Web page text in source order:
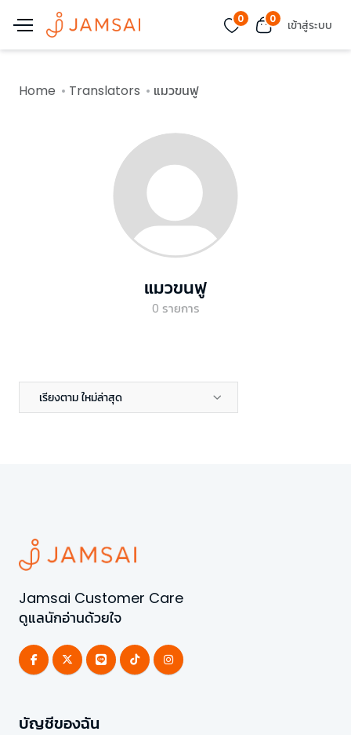
0 0 เข้าสู่ระบบ
Home Translators แมวขนฟู
แมวขนฟู
0 รายการ
เรียงตาม ใหม่ล่าสุด
Jamsai Customer Care
ดูแลนักอ่านด้วยใจ
บัญชีของฉัน